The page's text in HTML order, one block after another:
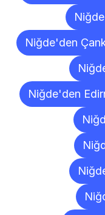
Niğde'den
Niğde'den